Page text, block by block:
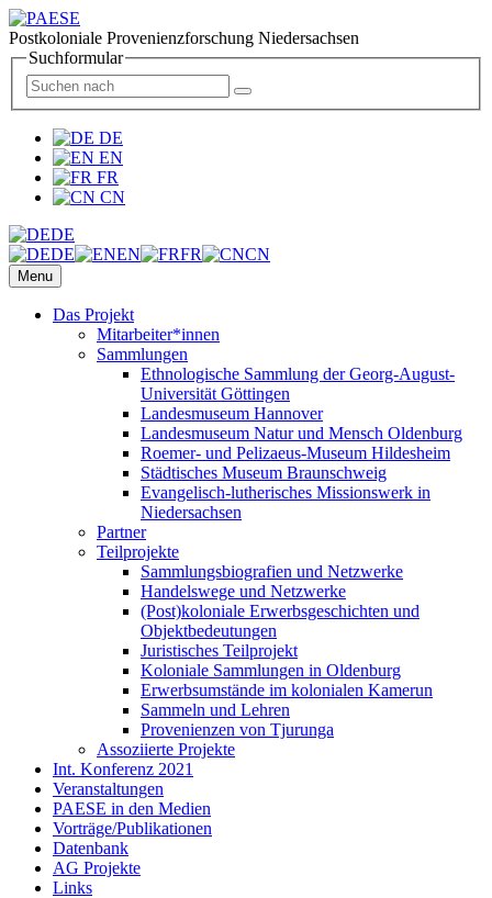
Postkoloniale Provenienzforschung Niedersachsen
Suchformular
DE
EN
FR
CN
DE
DE
EN FR CN
Menu
Das Projekt
Mitarbeiter*innen
Sammlungen
Ethnologische Sammlung der Georg-August-
Universität Göttingen
Landesmuseum Hannover
Landesmuseum Natur und Mensch Oldenburg
Roemer- und Pelizaeus-Museum Hildesheim
Städtisches Museum Braunschweig
Evangelisch-lutherisches Missionswerk in
Niedersachsen
Partner
Teilprojekte
Sammlungsbiografien und Netzwerke
Handelswege und Netzwerke
(Post)koloniale Erwerbsgeschichten und
Objektbedeutungen
Juristisches Teilprojekt
Koloniale Sammlungen in Oldenburg
Erwerbsumstände im kolonialen Kamerun
Sammeln und Lehren
Provenienzen von Tjurunga
Assoziierte Projekte
Int. Konferenz 2021
Veranstaltungen
PAESE in den Medien
Vorträge/Publikationen
Datenbank
AG Projekte
Links